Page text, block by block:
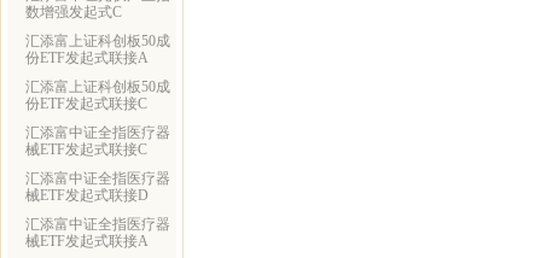
数增强发起式C
汇添富上证科创板50成
份ETF发起式联接A
汇添富上证科创板50成
份ETF发起式联接C
汇添富中证全指医疗器
械ETF发起式联接C
汇添富中证全指医疗器
械ETF发起式联接D
汇添富中证全指医疗器
械ETF发起式联接A